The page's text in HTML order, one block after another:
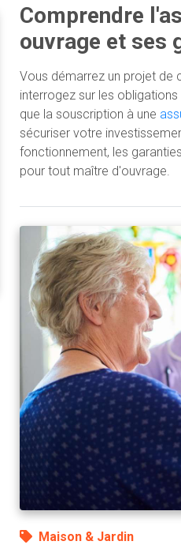
Comprendre
ouvrage et ses
Vous démarrez un projet de
interrogez sur les
que la souscription à une
sécuriser votre
fonctionnement, les
pour tout maître d'ouvrage.
Maison & Jardin